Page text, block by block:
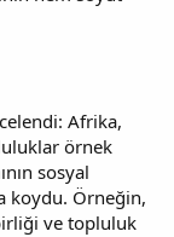
Afrika,
örnek
sosyal
koydu. Örneğin,
ve topluluk